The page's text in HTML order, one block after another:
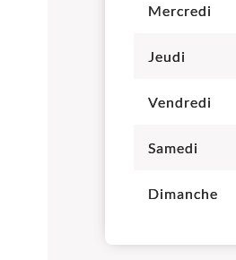
Mercredi
Jeudi
Vendredi
Samedi
Dimanche